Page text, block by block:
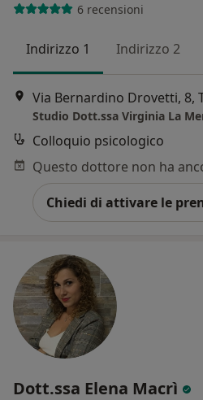
6 recensioni
Indirizzo 1 Indirizzo 2
Via Bernardino Drovetti, 8,
Studio Dott.ssa Virginia La
Colloquio psicologico
Chiedi di attivare le
Dott.ssa Elena Macrì